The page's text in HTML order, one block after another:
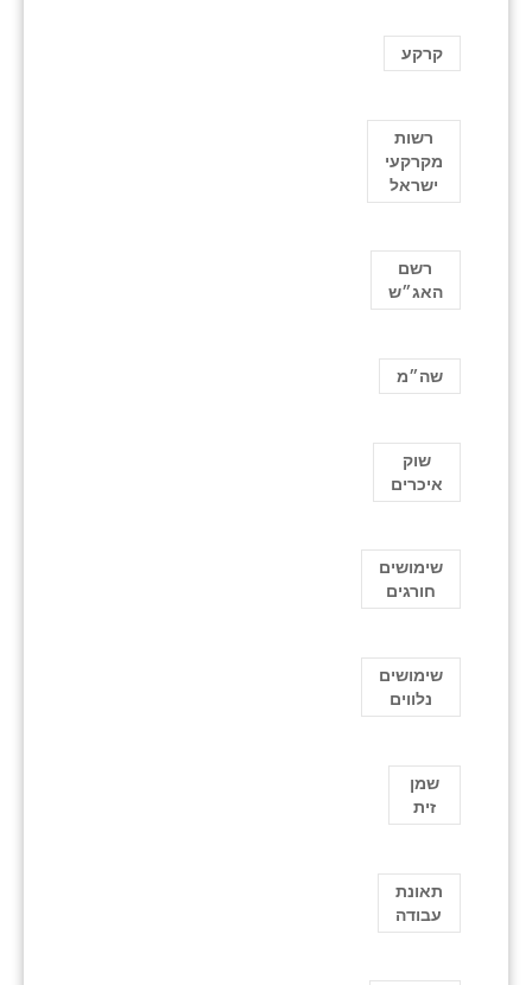
קרקע
רשות
מקרקעי
ישראל
רשם
האג״ש
שה״מ
שוק
איכרים
שימושים
חורגים
שימושים
נלווים
שמן
זית
תאונת
עבודה